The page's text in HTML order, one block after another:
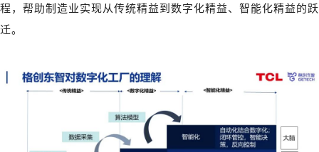
程，帮助制造业实现从传统精益到数字化精益、智能化精益的跃
迁。